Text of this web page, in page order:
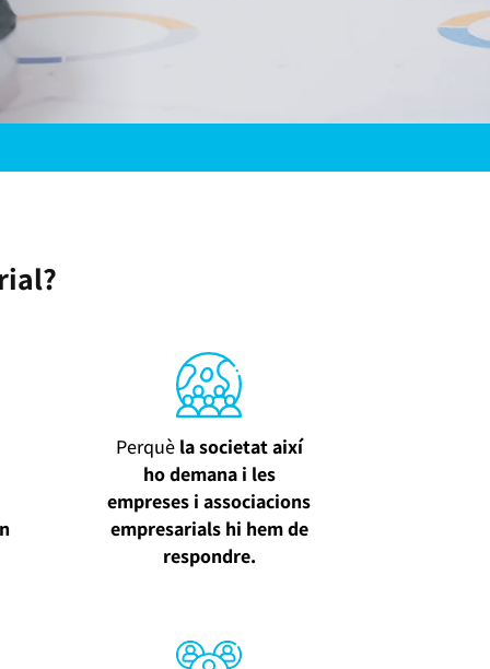
Perquè la societat així
ho demana i les
empreses i associacions
empresarials hi hem de
respondre.